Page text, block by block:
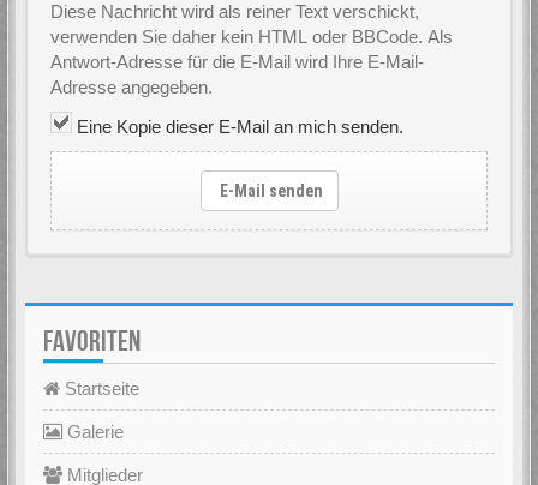
Diese Nachricht wird als reiner Text verschickt,
verwenden Sie daher kein HTML oder BBCode. Als
Antwort-Adresse für die E-Mail wird Ihre E-Mail-
Adresse angegeben.
Eine Kopie dieser E-Mail an mich senden.
E-Mail senden
FAVORITEN
Startseite
Galerie
Mitglieder